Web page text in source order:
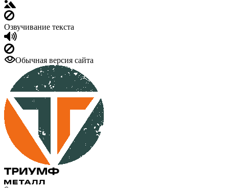
Озвучивание текста
Обычная версия сайта